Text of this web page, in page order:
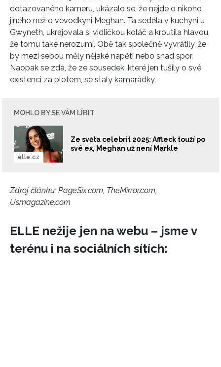
dotazovaného kameru, ukázalo se, že nejde o nikoho
jiného než o vévodkyni Meghan. Ta seděla v kuchyni u
Gwyneth, ukrajovala si vidličkou koláč a kroutila hlavou,
že tomu také nerozumí. Obě tak společně vyvrátily, že
by mezi sebou měly nějaké napětí nebo snad spor.
Naopak se zdá, že ze sousedek, které jen tušily o své
existenci za plotem, se staly kamarádky.
MOHLO BY SE VÁM LÍBIT
Ze světa celebrit 2025: Affleck touží po
své ex, Meghan už není Markle
elle.cz
Zdroj článku: PageSix.com, TheMirror.com,
Usmagazine.com
ELLE nežije jen na webu – jsme v
terénu i na sociálních sítích: